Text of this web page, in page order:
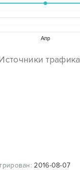
Апр
трафика
2016-08-07